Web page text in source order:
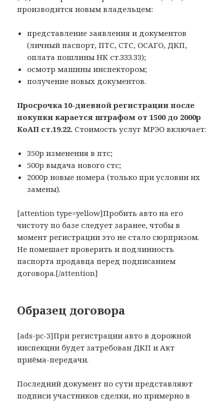
производится новым владельцем:
представление заявления и документов
(личный паспорт, ПТС, СТС, ОСАГО, ДКП,
оплата пошлины НК ст.333.33);
осмотр машины инспектором;
получение новых документов.
Просрочка 10-дневной регистрации после
покупки карается штрафом от 1500 до 2000р
КоАП ст.19.22. Стоимость услуг МРЭО включает:
350р изменения в птс;
500р выдача нового стс;
2000р новые номера (только при условии их
замены).
[attention type=yellow]Пробить авто на его
чистоту по базе следует заранее, чтобы в
момент регистрации это не стало сюрпризом.
Не помешает проверить и подлинность
паспорта продавца перед подписанием
договора.[/attention]
Образец договора
[ads-pc-3]При регистрации авто в дорожной
инспекции будет затребован ДКП и Акт
приёма-передачи.
Последний документ по сути представляют
подписи участников сделки, но примерно в